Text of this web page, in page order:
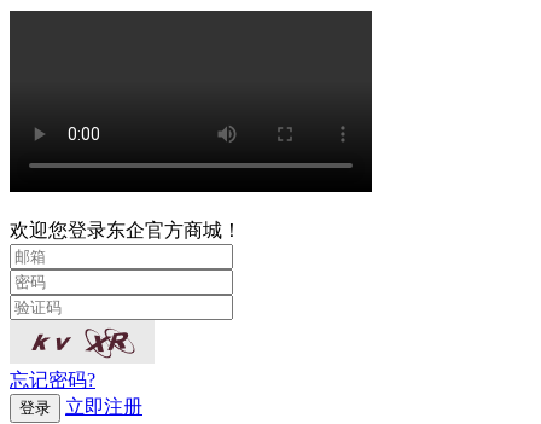
欢迎您登录东企官方商城！
忘记密码?
登录 立即注册